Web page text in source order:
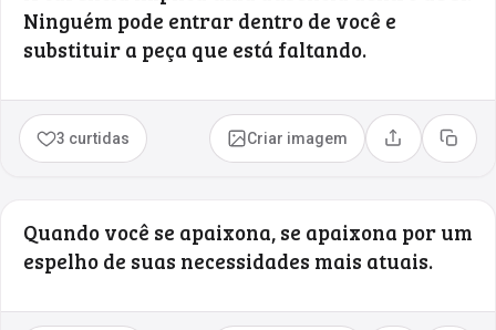
Ninguém pode entrar dentro de você e
substituir a peça que está faltando.
3 curtidas Criar imagem Compartilhar
Copiar
Quando você se apaixona, se apaixona por um
espelho de suas necessidades mais atuais.